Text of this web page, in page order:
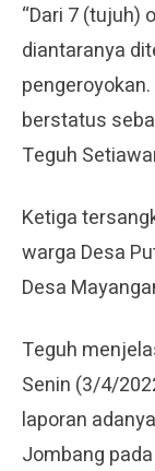
“Dari 7 (tujuh)
diantaranya
berstatus
Teguh
Ketiga
warga Desa
Desa
Teguh
Senin (3/4/
laporan
Jombang